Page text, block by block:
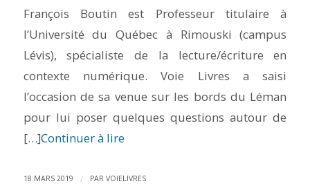
François Boutin est Professeur titulaire à
l’Université du Québec à Rimouski (campus
Lévis), spécialiste de la lecture/écriture en
contexte numérique. Voie Livres a saisi
l’occasion de sa venue sur les bords du Léman
pour lui poser quelques questions autour de
[…]Continuer à lire
18 MARS 2019 / PAR VOIELIVRES